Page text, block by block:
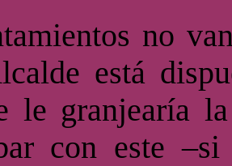
no
está
le granjearía
con este